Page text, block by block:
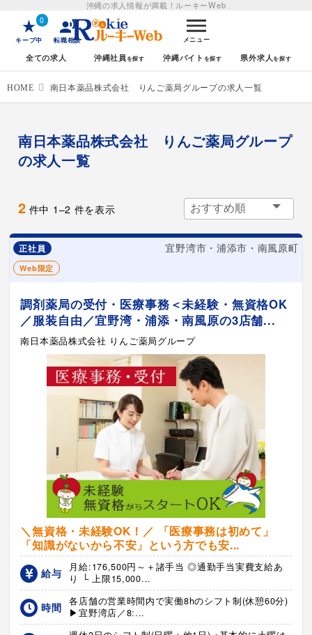
沖縄の求人情報が満載！ ルーキーWeb
0
キープ中 転職相談 メニュー
全ての求人 沖縄社員 沖縄バイト 県外求人
HOME 南日本薬品株式会社 りんご薬局グループの求人一覧
南日本薬品株式会社 りんご薬局グループ
の求人一覧
2 件中 1 –2 件を表示
正社員 宜野湾市・浦添市・南風原町
Web限定
調剤薬局の受付・医療事務＜未経験・無資格OK
／服装自由／宜野湾・浦添・南風原の3店舗...
南日本薬品株式会社 りんご薬局グループ
＼無資格・未経験OK！／ 「医療事務は初めて」
「知識がないから不安」という方でも安...
給与
月給:176,500円～＋諸手当 ◎通勤手当実費支給あ
り └ 上限15,000...
時間
各店舗の営業時間内で実働8hのシフト制(休憩60分)
▶宜野湾店／8:...